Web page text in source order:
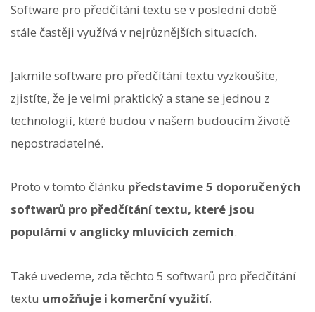
Software pro předčítání textu se v poslední době
stále častěji využívá v nejrůznějších situacích.
Jakmile software pro předčítání textu vyzkoušíte,
zjistíte, že je velmi praktický a stane se jednou z
technologií, které budou v našem budoucím životě
nepostradatelné.
Proto v tomto článku představíme 5 doporučených
softwarů pro předčítání textu, které jsou
populární v anglicky mluvících zemích.
Také uvedeme, zda těchto 5 softwarů pro předčítání
textu umožňuje i komerční využití.